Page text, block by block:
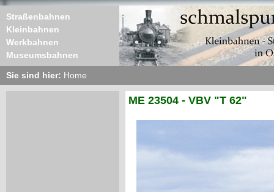
Straßenbahnen
Kleinbahnen
Werkbahnen
Museumsbahnen
Sie sind hier: Home
ME 23504 - VBV "T 62"